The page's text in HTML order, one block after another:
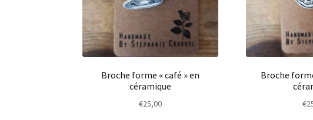
Broche forme « café » en
céramique
€25,00
Broche
€